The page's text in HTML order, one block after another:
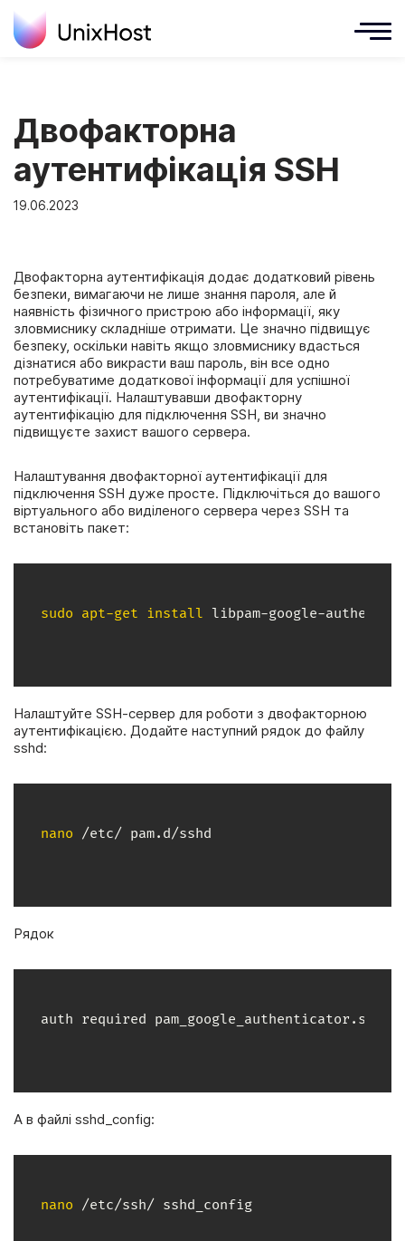
Двофакторна
аутентифікація SSH
19.06.2023
Двофакторна аутентифікація додає додатковий рівень
безпеки, вимагаючи не лише знання пароля, але й
наявність фізичного пристрою або інформації, яку
зловмиснику складніше отримати. Це значно підвищує
безпеку, оскільки навіть якщо зловмиснику вдасться
дізнатися або викрасти ваш пароль, він все одно
потребуватиме додаткової інформації для успішної
аутентифікації. Налаштувавши двофакторну
аутентифікацію для підключення SSH, ви значно
підвищуєте захист вашого сервера.
Налаштування двофакторної аутентифікації для
підключення SSH дуже просте. Підключіться до вашого
віртуального або виділеного сервера через SSH та
встановіть пакет:
sudo apt-get install
Налаштуйте SSH-сервер для роботи з двофакторною
аутентифікацією. Додайте наступний рядок до файлу
sshd:
nano /etc/ pam.d/sshd
Рядок
auth required pam_google_authenticator.so
А в файлі sshd_config:
nano /etc/ssh/ sshd_config